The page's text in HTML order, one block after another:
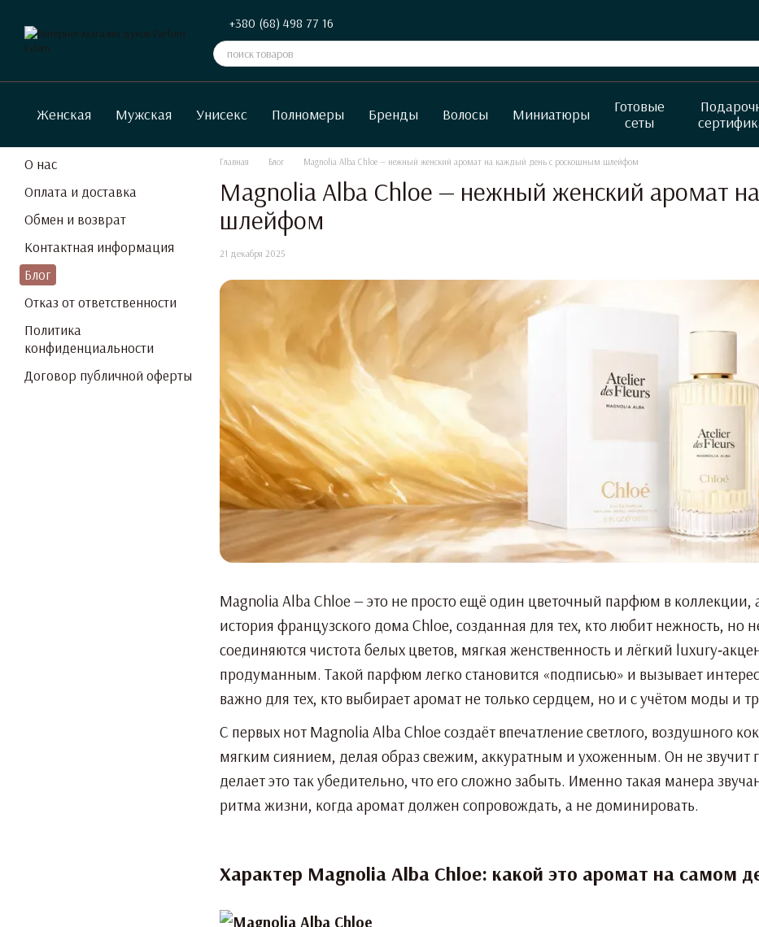
+380 (68) 498 77 16
Женская Мужская Унисекс Полномеры Бренды Волосы Миниатюры
Готовые
сеты
Главная Блог Magnolia Alba Chloe — нежный женский аромат на каждый день с роскошным шлейфом
Magnolia Alba Chloe — нежный женский аромат
шлейфом
21 декабря 2025
Magnolia Alba Chloe — это не просто ещё один цветочный парфюм в
история французского дома Chloe, созданная для тех, кто любит нежность, но
соединяются чистота белых цветов, мягкая женственность и лёгкий
продуманным. Такой парфюм легко становится «подписью» и вызывает
важно для тех, кто выбирает аромат не только сердцем, но и с учётом моды и
С первых нот Magnolia Alba Chloe создаёт впечатление светлого, воздушного
мягким сиянием, делая образ свежим, аккуратным и ухоженным. Он не звучит
делает это так убедительно, что его сложно забыть. Именно такая манера
ритма жизни, когда аромат должен сопровождать, а не доминировать.
Характер Magnolia Alba Chloe: какой это аромат на самом
О нас
Оплата и доставка
Обмен и возврат
Контактная информация
Блог
Отказ от ответственности
Политика
конфиденциальности
Договор публичной оферты